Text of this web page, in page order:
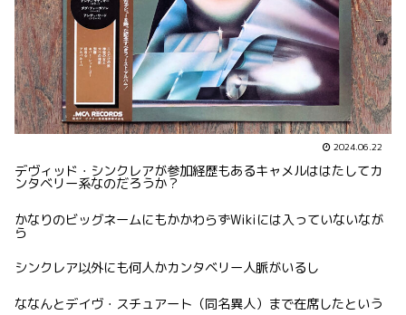
2024.06.22
デヴィッド・シンクレアが参加経歴もあるキャメルははたしてカ
ンタベリー系なのだろうか？
かなりのビッグネームにもかかわらずWikiには入っていないなが
ら
シンクレア以外にも何人かカンタベリー人脈がいるし
ななんとデイヴ・スチュアート（同名異人）まで在席したという